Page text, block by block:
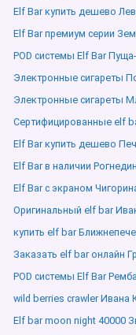
Elf Bar купить дешево
Elf Bar премиум серии
POD системы Elf Bar
Электронные сигареты
Электронные сигареты
Сертифицированные elf
Elf Bar купить дешево
Elf Bar в наличии
Elf Bar с экраном
Оригинальный elf bar
купить elf bar
Заказать elf bar онлайн
POD системы Elf Bar
wild berries crawler Ивана
Elf bar moon night 40000